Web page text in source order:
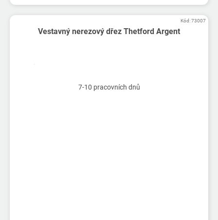
Vestavný nerezový dřez Thetford Argent
7-10 pracovních dnů
Kód:73007